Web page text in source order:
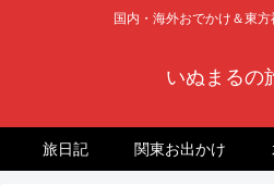
国内・海外おでかけ＆東方
いぬまるの
旅日記 関東お出かけ